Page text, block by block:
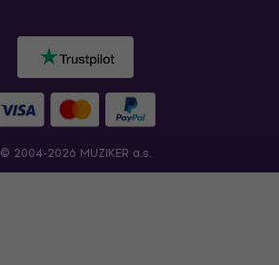
© 2004-2026 MUZIKER a.s.